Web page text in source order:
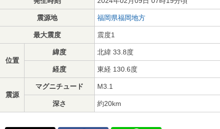
震源地 福岡県福岡地方
最大震度 震度1
位置
緯度 北緯 33.8度
経度 東経 130.6度
震源
マグニチュード M3.1
深さ 約20km